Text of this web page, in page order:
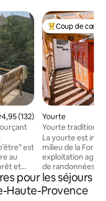
appréciés
moyenne sur la
4,95 (132)
est
au
et
en
de
Coups de cœur
Coup de cœur
Yourte
Yourte
rivière
La yourte est
milieu de la Forêt
exploitation agricole. Plusieurs
de randonnées
Siagne " à 15
activités sur
de la mielerie
pour les séjours
Haute-Provence